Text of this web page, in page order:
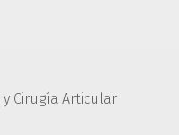
Cirugía Articular